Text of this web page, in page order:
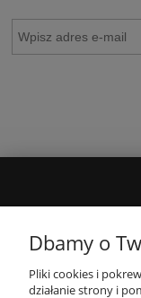
Dbamy o
Pliki cookies i
działanie strony i